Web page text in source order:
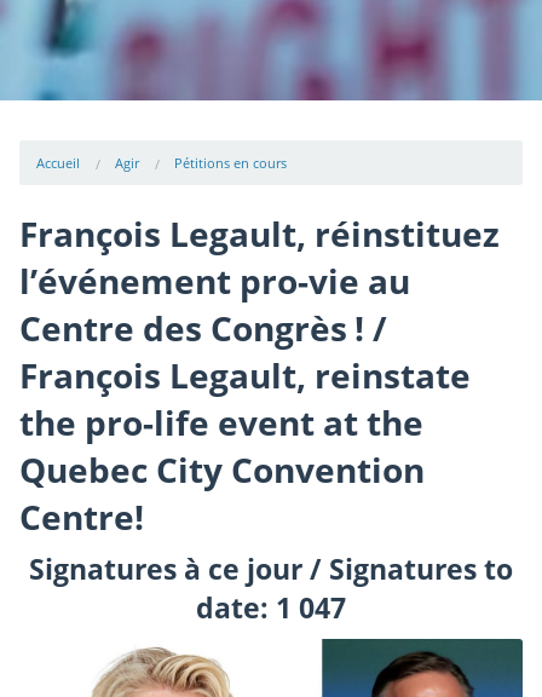
Accueil Agir Pétitions en cours
François Legault, réinstituez
l’événement pro-vie au
Centre des Congrès ! /
François Legault, reinstate
the pro-life event at the
Quebec City Convention
Centre!
Signatures à ce jour / Signatures to
date: 1 047